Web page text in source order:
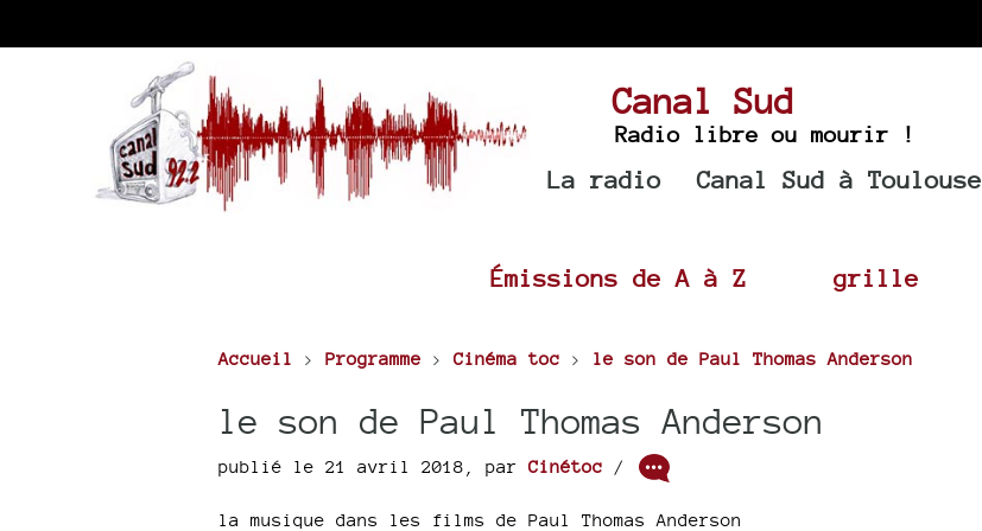
Canal Sud
Radio libre ou mourir !
La radio Canal Sud à Toulouse
Émissions de A à Z grille
Accueil > Programme >Cinéma toc > le son de Paul Thomas Anderson
le son de Paul Thomas Anderson
publié le 21 avril 2018 parCinétoc /
la musique dans les films de Paul Thomas Anderson